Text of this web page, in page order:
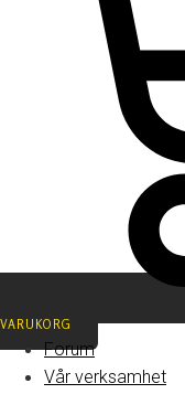
VARUKORG
Forum
Vår verksamhet